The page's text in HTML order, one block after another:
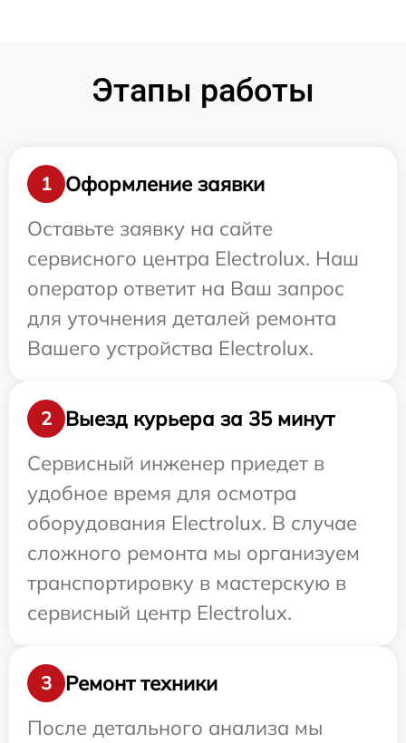
Этапы работы
1
Оформление заявки
Оставьте заявку на сайте
сервисного центра Electrolux. Наш
оператор ответит на Ваш запрос
для уточнения деталей ремонта
Вашего устройства Electrolux.
2
Выезд курьера за 35 минут
Сервисный инженер приедет в
удобное время для осмотра
оборудования Electrolux. В случае
сложного ремонта мы организуем
транспортировку в мастерскую в
сервисный центр Electrolux.
3
Ремонт техники
После детального анализа мы